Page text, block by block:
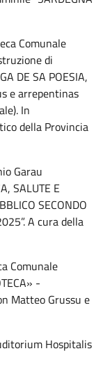
Comunale
di
DE SA POESIA,
e arrepentinas
In
della Provincia
Garau
SALUTE E
SECONDO
A cura della
Comunale
-
Matteo Grussu e
Hospitalis